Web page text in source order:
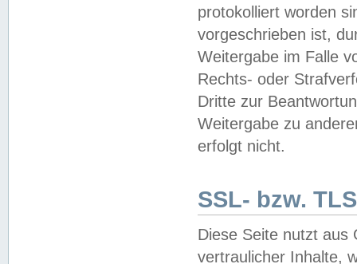
protokolliert worden
vorgeschrieben ist,
Weitergabe im Falle
Rechts- oder
Dritte zur
Weitergabe zu
erfolgt nicht.
SSL- bzw.
Diese Seite nutzt aus
vertraulicher Inhalte,